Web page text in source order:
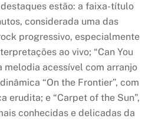
estão: a faixa-título
considerada uma das
progressivo, especialmente
ao vivo; “Can You
melodia acessível com arranjo
“On the Frontier”, com
erudita; e “Carpet of the Sun”,
conhecidas e delicadas da